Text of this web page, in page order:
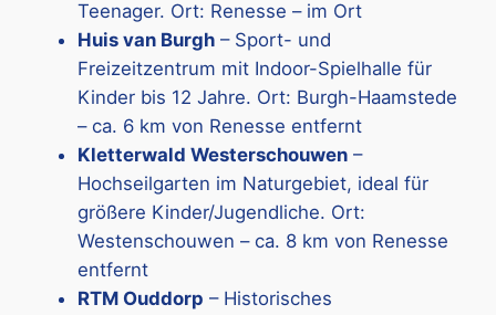
Teenager. Ort: Renesse – im Ort
Huis van Burgh – Sport- und
Freizeitzentrum mit Indoor-Spielhalle für
Kinder bis 12 Jahre. Ort: Burgh-Haamstede
– ca. 6 km von Renesse entfernt
Kletterwald Westerschouwen –
Hochseilgarten im Naturgebiet, ideal für
größere Kinder/Jugendliche. Ort:
Westenschouwen – ca. 8 km von Renesse
entfernt
RTM Ouddorp – Historisches